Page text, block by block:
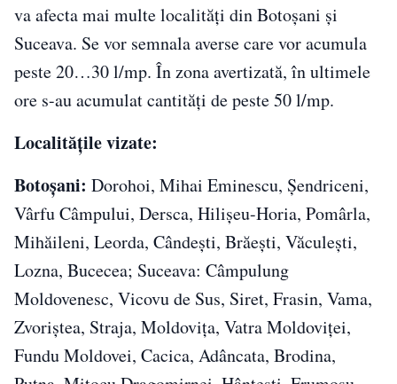
va afecta mai multe localități din Botoșani și
Suceava. Se vor semnala averse care vor acumula
peste 20…30 l/mp. În zona avertizată, în ultimele
ore s-au acumulat cantități de peste 50 l/mp.
Localitățile vizate:
Botoșani: Dorohoi, Mihai Eminescu, Șendriceni,
Vârfu Câmpului, Dersca, Hilișeu-Horia, Pomârla,
Mihăileni, Leorda, Cândești, Brăești, Văculești,
Lozna, Bucecea; Suceava: Câmpulung
Moldovenesc, Vicovu de Sus, Siret, Frasin, Vama,
Zvoriștea, Straja, Moldovița, Vatra Moldoviței,
Fundu Moldovei, Cacica, Adâncata, Brodina,